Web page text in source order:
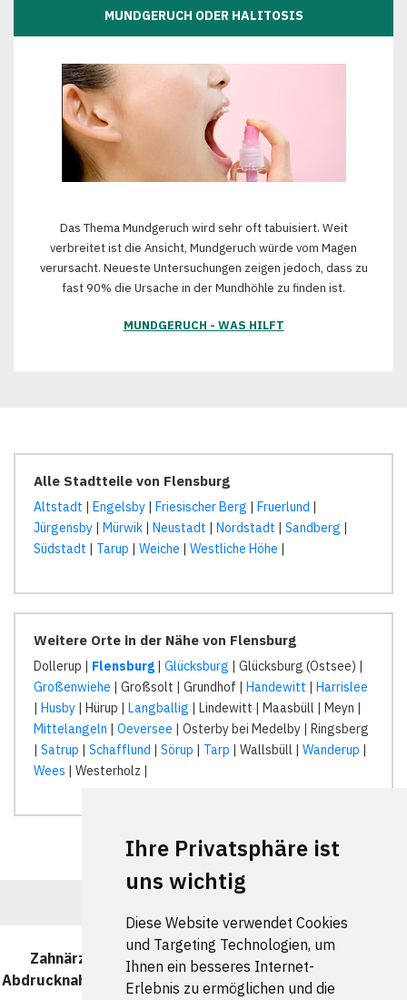
Ihre Privatsphäre ist
uns wichtig
Diese Website verwendet Cookies
und Targeting Technologien, um
Ihnen ein besseres Internet-
Erlebnis zu ermöglichen und die
MUNDGERUCH ODER HALITOSIS
Das Thema Mundgeruch wird sehr oft tabuisiert. Weit
verbreitet ist die Ansicht, Mundgeruch würde vom Magen
verursacht. Neueste Untersuchungen zeigen jedoch, dass zu
fast 90% die Ursache in der Mundhöhle zu finden ist.
MUNDGERUCH - WAS HILFT
Alle Stadtteile von Flensburg
Altstadt | Engelsby | Friesischer Berg | Fruerlund |
Jürgensby | Mürwik | Neustadt | Nordstadt | Sandberg |
Südstadt | Tarup | Weiche | Westliche Höhe |
Weitere Orte in der Nähe von Flensburg
Dollerup | Flensburg | Glücksburg | Glücksburg (Ostsee) |
Großenwiehe | Großsolt | Grundhof | Handewitt | Harrislee
| Husby | Hürup | Langballig | Lindewitt | Maasbüll | Meyn |
Mittelangeln | Oeversee | Osterby bei Medelby | Ringsberg
| Satrup | Schafflund | Sörup | Tarp | Wallsbüll | Wanderup |
Wees | Westerholz |
Zahnärzte und Zahnärztinnen für berührungslose
Abdrucknahme in Flensburg wurde zuletzt am 08 August